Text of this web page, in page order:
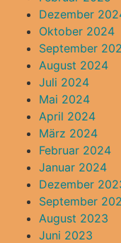
Dezember
Oktober 2024
September
August 2024
Juli 2024
Mai 2024
April 2024
März 2024
Februar 2024
Januar 2024
Dezember
September
August 2023
Juni 2023